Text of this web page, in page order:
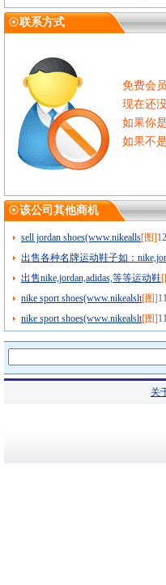
联系方式
免费会
现在还
如果你
如果不
该公司其他商机
sell jordan shoes(www.nikealls[图]
出售各种名牌运动鞋子如：
出售nike,jordan,adidas,等等运动鞋
nike sport shoes(www.nikealslt[图]
nike sport shoes(www.nikealslt[图]
关